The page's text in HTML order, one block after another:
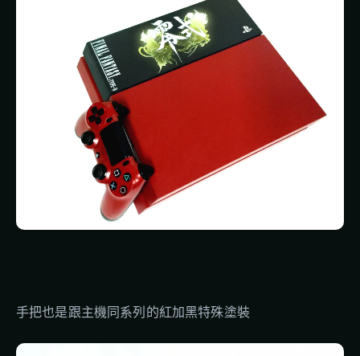
手把也是跟主機同系列的紅加黑特殊塗裝